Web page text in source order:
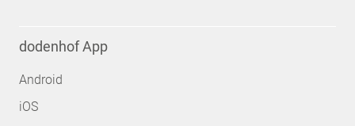
dodenhof App
Android
iOS